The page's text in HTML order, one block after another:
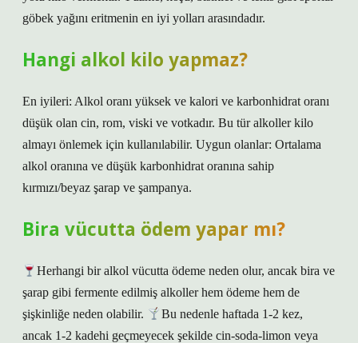
göbek yağını eritmenin en iyi yolları arasındadır.
Hangi alkol kilo yapmaz?
En iyileri: Alkol oranı yüksek ve kalori ve karbonhidrat oranı
düşük olan cin, rom, viski ve votkadır. Bu tür alkoller kilo
almayı önlemek için kullanılabilir. Uygun olanlar: Ortalama
alkol oranına ve düşük karbonhidrat oranına sahip
kırmızı/beyaz şarap ve şampanya.
Bira vücutta ödem yapar mı?
Herhangi bir alkol vücutta ödeme neden olur, ancak bira ve
şarap gibi fermente edilmiş alkoller hem ödeme hem de
şişkinliğe neden olabilir.
Bu nedenle haftada 1-2 kez,
ancak 1-2 kadehi geçmeyecek şekilde cin-soda-limon veya